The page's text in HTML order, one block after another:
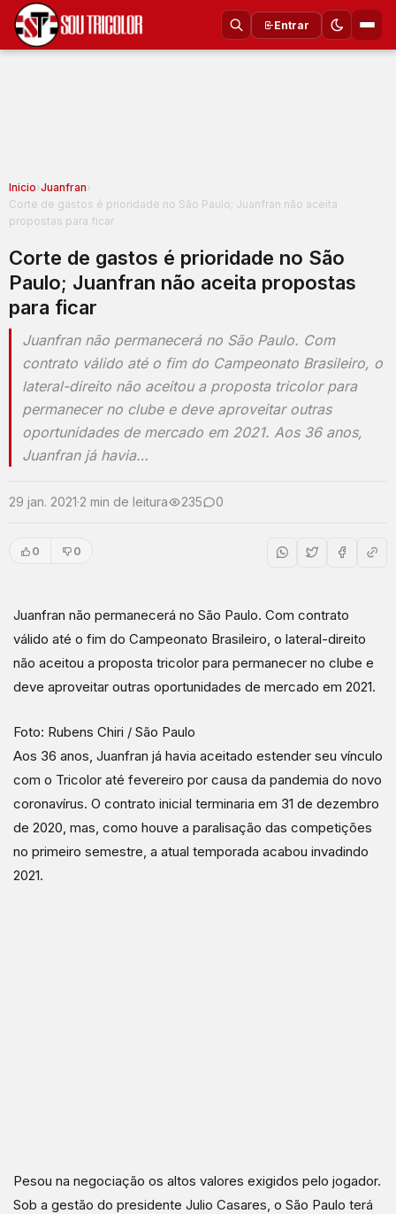
Entrar
Inicio›Juanfran›
Corte de gastos é prioridade no São Paulo; Juanfran não aceita
propostas para ficar
Corte de gastos é prioridade no São
Paulo; Juanfran não aceita propostas
para ficar
Juanfran não permanecerá no São Paulo. Com
contrato válido até o fim do Campeonato Brasileiro, o
lateral-direito não aceitou a proposta tricolor para
permanecer no clube e deve aproveitar outras
oportunidades de mercado em 2021. Aos 36 anos,
Juanfran já havia…
29 jan. 2021·2 min de leitura 235 0
0 0
Juanfran não permanecerá no São Paulo. Com contrato
válido até o fim do Campeonato Brasileiro, o lateral-direito
não aceitou a proposta tricolor para permanecer no clube e
deve aproveitar outras oportunidades de mercado em 2021.
Foto: Rubens Chiri / São Paulo
Aos 36 anos, Juanfran já havia aceitado estender seu vínculo
com o Tricolor até fevereiro por causa da pandemia do novo
coronavírus. O contrato inicial terminaria em 31 de dezembro
de 2020, mas, como houve a paralisação das competições
no primeiro semestre, a atual temporada acabou invadindo
2021.
Pesou na negociação os altos valores exigidos pelo jogador.
Sob a gestão do presidente Julio Casares, o São Paulo terá